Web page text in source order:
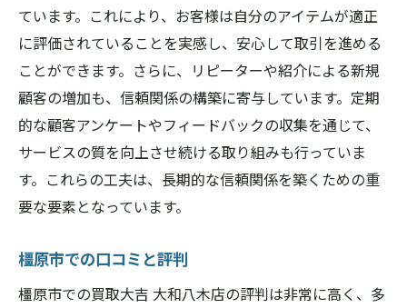
ています。これにより、お客様は自分のアイテムが適正
に評価されていることを実感し、安心して取引を進める
ことができます。さらに、リピーターや紹介による新規
顧客の増加も、信頼関係の構築に寄与しています。定期
的な顧客アンケートやフィードバックの収集を通じて、
サービスの質を向上させ続ける取り組みも行っていま
す。これらの工夫は、長期的な信頼関係を築くための重
要な要素となっています。
橿原市での口コミと評判
橿原市での買取大吉 大和八木店の評判は非常に高く、多